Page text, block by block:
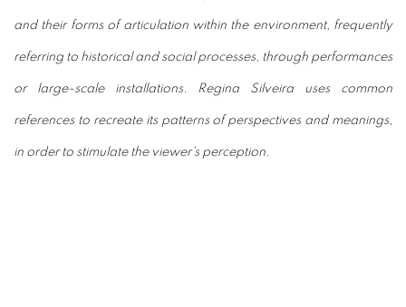
and their forms of articulation within the environment, frequently
referring to historical and social processes, through performances
or large-scale installations. Regina Silveira uses common
references to recreate its patterns of perspectives and meanings,
in order to stimulate the viewer's perception.